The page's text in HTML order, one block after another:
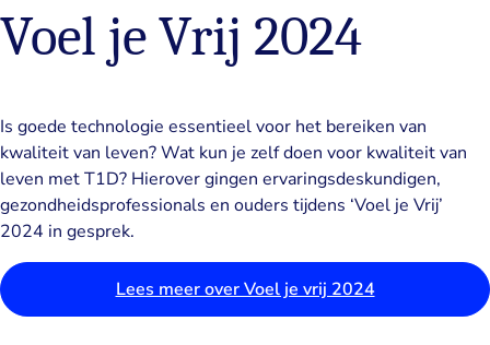
Voel je Vrij 2024
Is goede technologie essentieel voor het bereiken van
kwaliteit van leven? Wat kun je zelf doen voor kwaliteit van
leven met T1D? Hierover gingen ervaringsdeskundigen,
gezondheidsprofessionals en ouders tijdens ‘Voel je Vrij’
2024 in gesprek.
Lees meer over Voel je vrij 2024